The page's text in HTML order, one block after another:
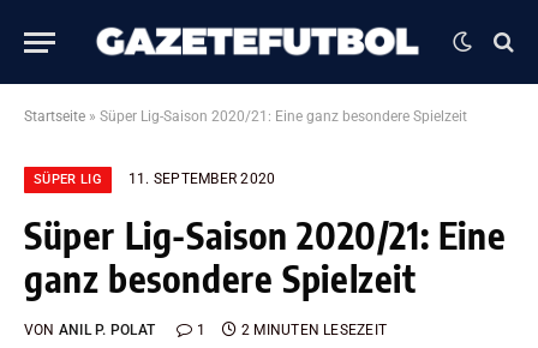
Startseite » Süper Lig-Saison 2020/21: Eine ganz besondere Spielzeit
SÜPER LIG 11. SEPTEMBER 2020
Süper Lig-Saison 2020/21: Eine
ganz besondere Spielzeit
VON ANIL P. POLAT 1 2 MINUTEN LESEZEIT